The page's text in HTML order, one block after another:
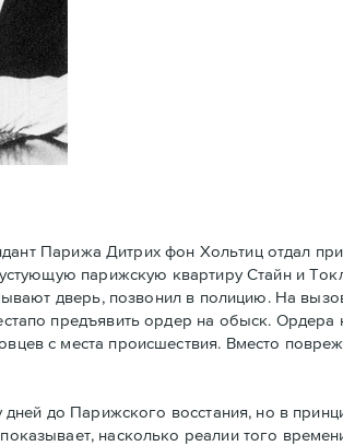
Парижа Дитрих фон Хольтиц отдал
парижскую квартиру Стайн и
дверь, позвонил в полицию. На
предъявить ордер на обыск. Ордера
с места происшествия. Вместо
до Парижского восстания, но в
насколько реалии того